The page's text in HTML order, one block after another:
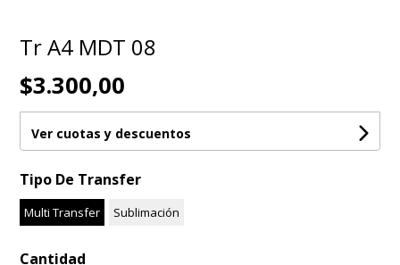
Tr A4 MDT 08
$3.300,00
Ver cuotas y descuentos
Tipo De Transfer
Multi Transfer Sublimación
Cantidad